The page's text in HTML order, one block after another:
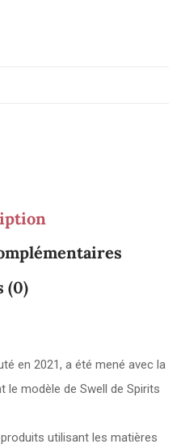
(0)
en 2021, a été mené avec la
le modèle de Swell de Spirits
utilisant les matières